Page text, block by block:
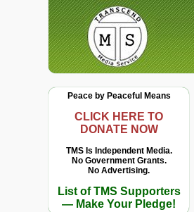
Peace by Peaceful Means
CLICK HERE TO
DONATE NOW
TMS Is Independent Media.
No Government Grants.
No Advertising.
List of TMS Supporters
— Make Your Pledge!